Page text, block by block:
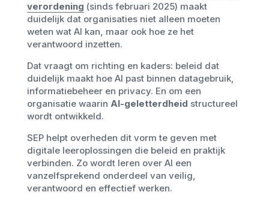
verordening (sinds februari 2025) maakt
duidelijk dat organisaties niet alleen moeten
weten wat AI kan, maar ook hoe ze het
verantwoord inzetten.
Dat vraagt om richting en kaders: beleid dat
duidelijk maakt hoe AI past binnen datagebruik,
informatiebeheer en privacy. En om een
organisatie waarin AI-geletterdheid structureel
wordt ontwikkeld.
SEP helpt overheden dit vorm te geven met
digitale leeroplossingen die beleid en praktijk
verbinden. Zo wordt leren over AI een
vanzelfsprekend onderdeel van veilig,
verantwoord en effectief werken.